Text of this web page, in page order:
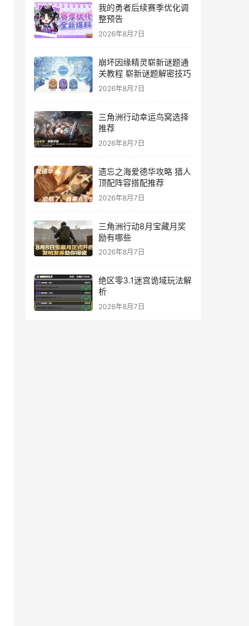
我的勇者后续赛季优化调
整预告
2026年8月7日
崩坏因缘精灵崭新谜题通
关教程 崭新谜题解密技巧
2026年8月7日
三角洲行动幸运鸟窝选择
推荐
2026年8月7日
遗忘之海爱德华攻略 猎人
顶配阵容搭配推荐
2026年8月7日
三角洲行动8月宝藏月奖
励有哪些
2026年8月7日
绝区零3.1迷宫诡域玩法解
析
2026年8月7日